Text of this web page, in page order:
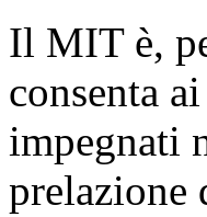
Il MIT è,
consenta
impegnati
prelazione